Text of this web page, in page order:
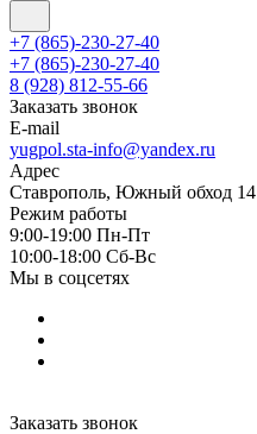
+7 (865)-230-27-40
+7 (865)-230-27-40
8 (928) 812-55-66
Заказать звонок
E-mail
yugpol.sta-info@yandex.ru
Адрес
Ставрополь, Южный обход 14
Режим работы
9:00-19:00 Пн-Пт
10:00-18:00 Cб-Вс
Мы в соцсетях
Заказать звонок